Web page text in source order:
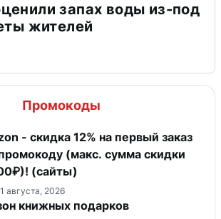
запах воды из-под
жителей
Промокоды
- скидка 12% на первый заказ
(макс. сумма скидки
(сайты)
августа, 2026
книжных подарков